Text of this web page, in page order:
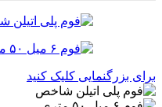
برای بزرگنمایی کلیک کنید